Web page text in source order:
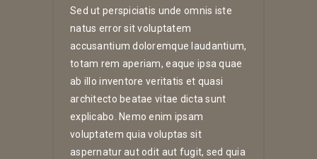
Sed ut perspiciatis unde omnis iste
natus error sit voluptatem
accusantium doloremque laudantium,
totam rem aperiam, eaque ipsa quae
ab illo inventore veritatis et quasi
architecto beatae vitae dicta sunt
explicabo. Nemo enim ipsam
voluptatem quia voluptas sit
aspernatur aut odit aut fugit, sed quia